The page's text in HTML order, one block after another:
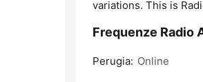
variations. This is
Frequenze Radio
Perugia: Online